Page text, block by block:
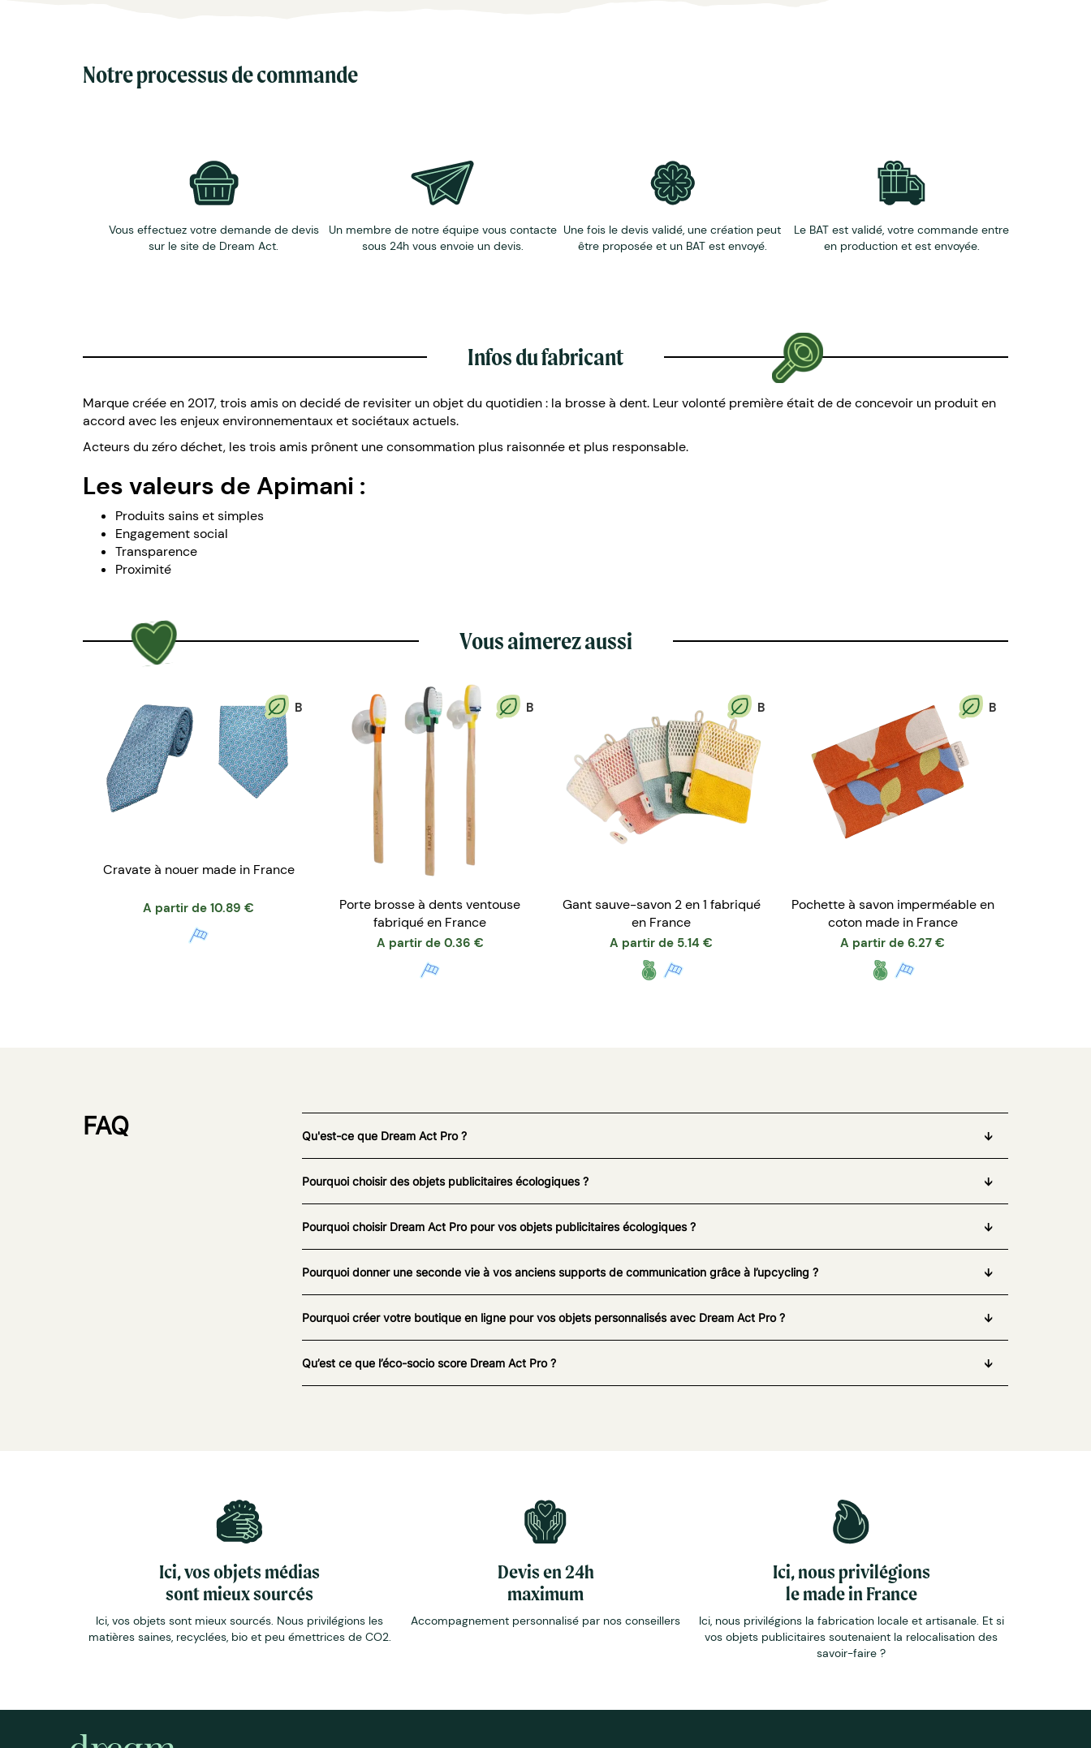
Notre processus de commande
Vous effectuez votre demande de devis
sur le site de Dream Act.
Un membre de notre équipe vous contacte
sous 24h vous envoie un devis.
Une fois le devis validé, une création peut
être proposée et un BAT est envoyé.
Le BAT est validé, votre commande entre
en production et est envoyée.
Infos du fabricant
Marque créée en 2017, trois amis on decidé de revisiter un objet du quotidien : la brosse à dent. Leur volonté première était de de concevoir un produit en
accord avec les enjeux environnementaux et sociétaux actuels.
Acteurs du zéro déchet, les trois amis prônent une consommation plus raisonnée et plus responsable.
Les valeurs de Apimani :
Produits sains et simples
Engagement social
Transparence
Proximité
Vous aimerez aussi
B
Cravate à nouer made in France
A partir de 10.89 €
B
Porte brosse à dents ventouse
fabriqué en France
A partir de 0.36 €
B
Gant sauve-savon 2 en 1 fabriqué
en France
A partir de 5.14 €
B
Pochette à savon imperméable en
coton made in France
A partir de 6.27 €
FAQ Qu'est-ce que Dream Act Pro ?
Pourquoi choisir des objets publicitaires écologiques ?
Pourquoi choisir Dream Act Pro pour vos objets publicitaires écologiques ?
Pourquoi donner une seconde vie à vos anciens supports de communication grâce à l’upcycling ?
Pourquoi créer votre boutique en ligne pour vos objets personnalisés avec Dream Act Pro ?
Qu’est ce que l’éco-socio score Dream Act Pro ?
Ici, vos objets médias
sont mieux sourcés
Ici, vos objets sont mieux sourcés. Nous privilégions les
matières saines, recyclées, bio et peu émettrices de CO2.
Devis en 24h
maximum
Accompagnement personnalisé par nos conseillers
Ici, nous privilégions
le made in France
Ici, nous privilégions la fabrication locale et artisanale. Et si
vos objets publicitaires soutenaient la relocalisation des
savoir-faire ?